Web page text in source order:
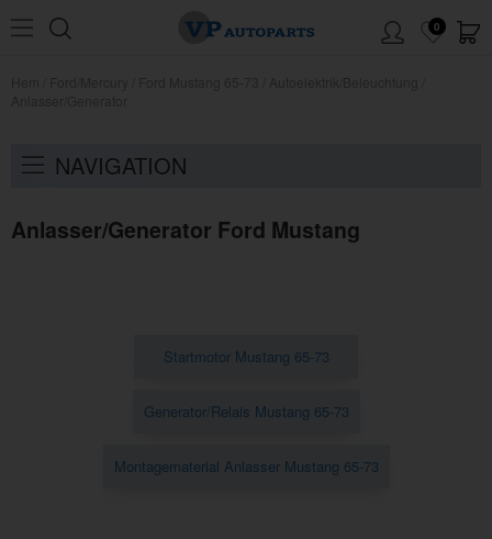
0
NAVIGATION
Anlasser/Generator Ford Mustang
Startmotor Mustang 65-73
Generator/Relais Mustang 65-73
Montagematerial Anlasser Mustang 65-73